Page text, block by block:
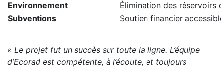
Environnement
Élimination des réservoirs
Subventions
Soutien financier
« Le projet fut un succès sur toute la ligne. L’équipe
d’Ecorad est compétente, à l’écoute, et toujours